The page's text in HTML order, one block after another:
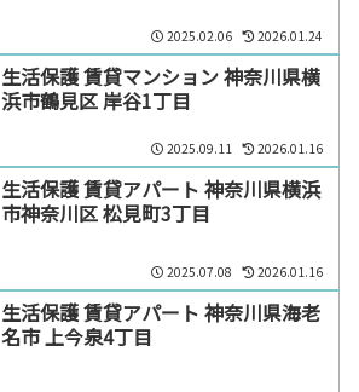
2025.02.06 2026.01.24
生活保護 賃貸マンション 神奈川県横
浜市鶴見区 岸谷1丁目
2025.09.11 2026.01.16
生活保護 賃貸アパート 神奈川県横浜
市神奈川区 松見町3丁目
2025.07.08 2026.01.16
生活保護 賃貸アパート 神奈川県海老
名市 上今泉4丁目